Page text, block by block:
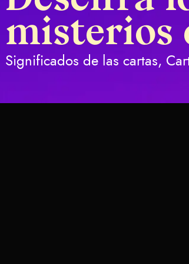
misterios
Significados de las cartas,